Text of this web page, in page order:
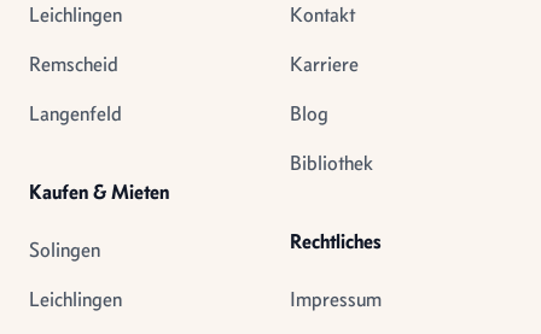
Leichlingen
Remscheid
Langenfeld
Kaufen & Mieten
Solingen
Leichlingen
Kontakt
Karriere
Blog
Bibliothek
Rechtliches
Impressum